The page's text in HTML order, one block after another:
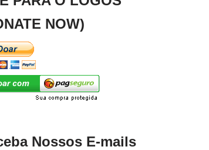
NOW)
Nossos E-mails